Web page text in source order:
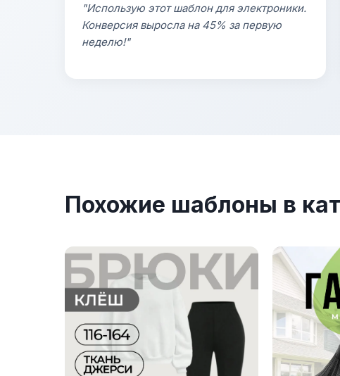
"Использую этот шаблон для электроники.
Конверсия выросла на 45% за первую
неделю!"
Похожие шаблоны в